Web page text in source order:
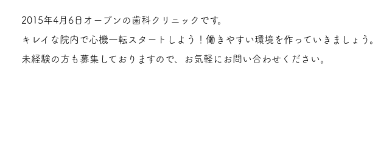
2015年4月6日オープンの歯科クリニックです。
キレイな院内で心機一転スタートしよう！働きやすい環境を作っていきましょう。
未経験の方も募集しておりますので、お気軽にお問い合わせください。